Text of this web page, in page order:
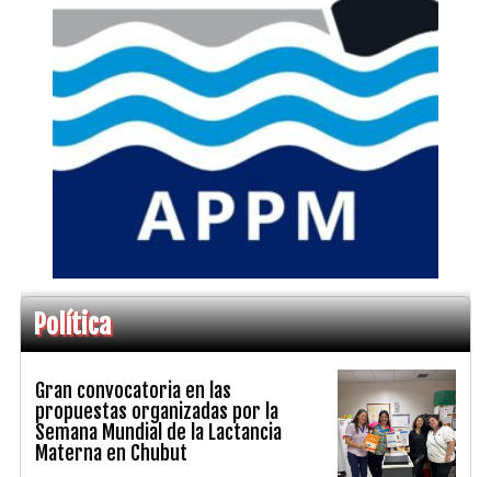
Política
Gran convocatoria en las
propuestas organizadas por la
Semana Mundial de la Lactancia
Materna en Chubut